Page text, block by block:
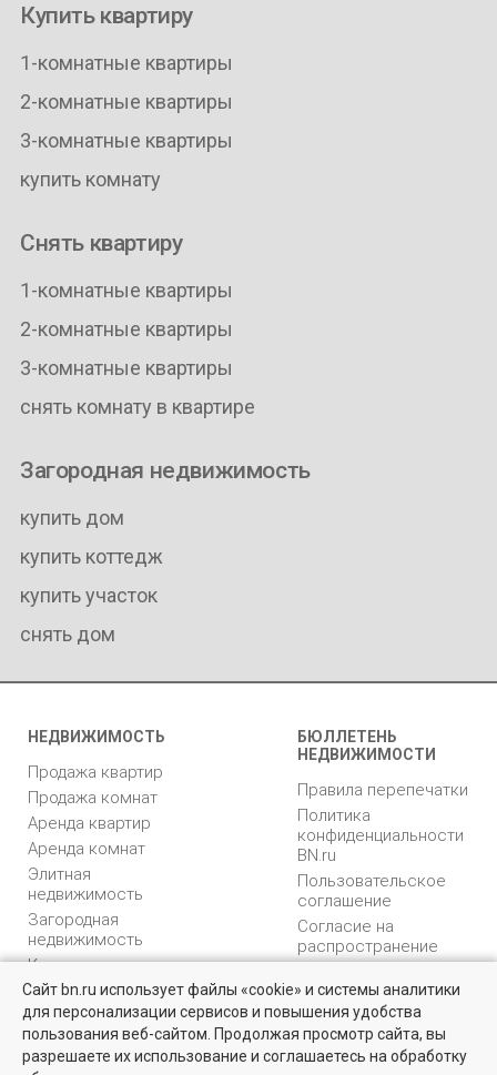
Квартиры на вторичном рынке
Более 10 тысяч квартир в Санкт-Петербурге и области от
собственников и агентств недвижимости
Купить квартиру
1-комнатные квартиры
2-комнатные квартиры
3-комнатные квартиры
купить комнату
Снять квартиру
1-комнатные квартиры
2-комнатные квартиры
3-комнатные квартиры
снять комнату в квартире
Загородная недвижимость
купить дом
купить коттедж
купить участок
снять дом
НЕДВИЖИМОСТЬ
Продажа квартир
Продажа комнат
Аренда квартир
Аренда комнат
Элитная
недвижимость
Загородная
недвижимость
Коммерческая
недвижимость
БЮЛЛЕТЕНЬ
НЕДВИЖИМОСТИ
Правила перепечатки
Политика
конфиденциальности
BN.ru
Пользовательское
соглашение
Согласие на
распространение
персональных данных
Карта сайта
Медийная реклама
PR продвижение
Сайт bn.ru использует файлы «cookie» и системы аналитики
для персонализации сервисов и повышения удобства
пользования веб-сайтом. Продолжая просмотр сайта, вы
разрешаете их использование и соглашаетесь на обработку